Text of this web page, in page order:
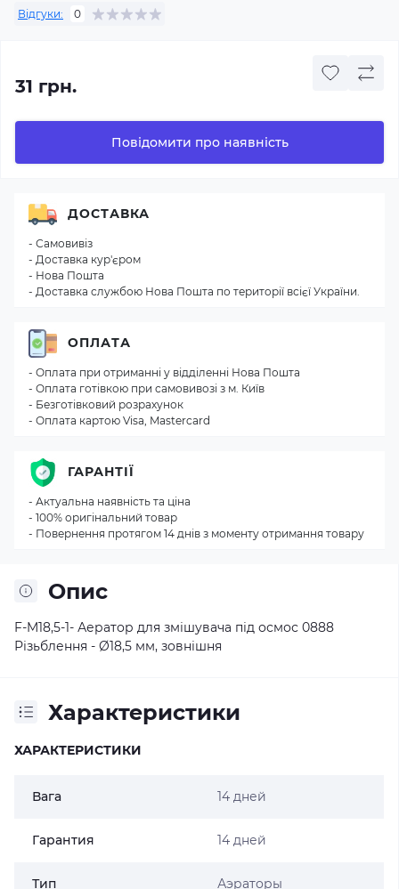
Відгуки: 0
31 грн.
Повідомити про наявність
Опис
F-M18,5-1- Аератор для змішувача під осмос 0888
Різьблення - Ø18,5 мм, зовнішня
Характеристики
ХАРАКТЕРИСТИКИ
Вага 14 дней
Гарантия 14 дней
Тип Аэраторы
ДОСТАВКА
- Самовивіз
- Доставка кур'єром
- Нова Пошта
- Доставка службою Нова Пошта по території всієї України.
ОПЛАТА
- Оплата при отриманні у відділенні Нова Пошта
- Оплата готівкою при самовивозі з м. Київ
- Безготівковий розрахунок
- Оплата картою Visa, Mastercard
ГАРАНТІЇ
- Актуальна наявність та ціна
- 100% оригінальний товар
- Повернення протягом 14 днів з моменту отримання товару